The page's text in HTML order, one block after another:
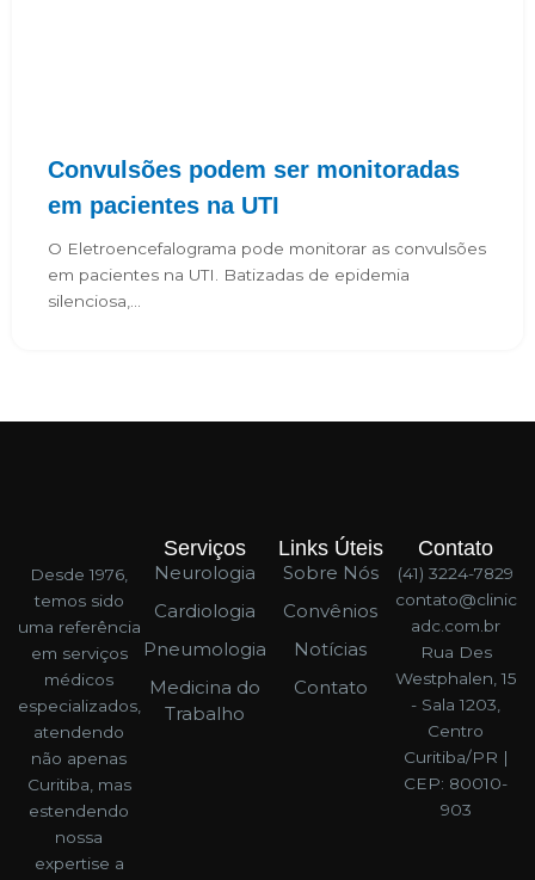
Convulsões podem ser monitoradas
em pacientes na UTI
O Eletroencefalograma pode monitorar as convulsões
em pacientes na UTI. Batizadas de epidemia
silenciosa,...
Desde 1976,
temos sido
uma referência
em serviços
médicos
especializados,
atendendo
não apenas
Curitiba, mas
estendendo
nossa
expertise a
Serviços
Neurologia
Cardiologia
Pneumologia
Medicina do
Trabalho
Links Úteis
Sobre Nós
Convênios
Notícias
Contato
Contato
(41) 3224-7829
contato@clinic
adc.com.br
Rua Des
Westphalen, 15
- Sala 1203,
Centro
Curitiba/PR |
CEP: 80010-
903